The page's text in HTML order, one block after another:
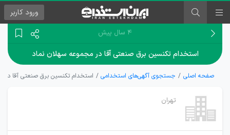
ورود کاربر
۴ سال پیش
استخدام تکنسین برق صنعتی آقا در مجموعه سهلان نماد
صفحه اصلی جستجوی آگهی‌های استخدامی استخدام تکنسین برق صنعتی آقا در
تهران